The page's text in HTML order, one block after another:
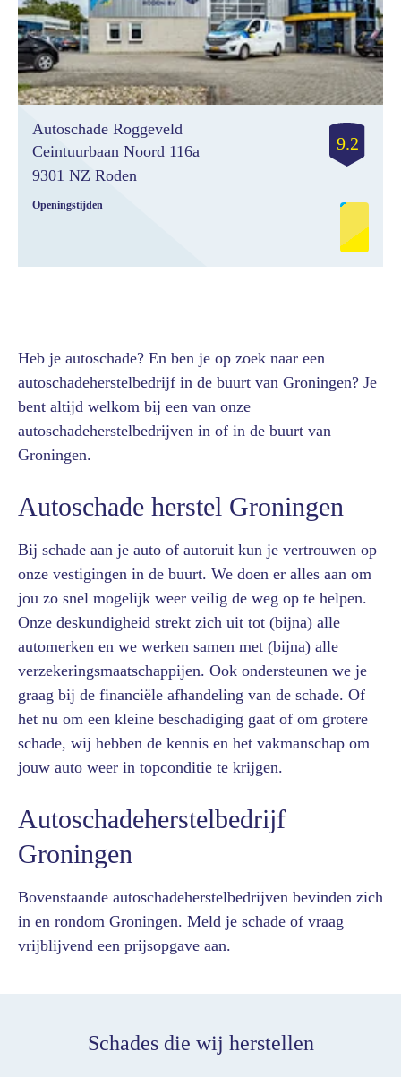
Autoschade Roggeveld
Ceintuurbaan Noord 116a
9301 NZ Roden
Openingstijden
9.2
Heb je autoschade? En ben je op zoek naar een
autoschadeherstelbedrijf in de buurt van Groningen? Je
bent altijd welkom bij een van onze
autoschadeherstelbedrijven in of in de buurt van
Groningen.
Autoschade herstel Groningen
Bij schade aan je auto of autoruit kun je vertrouwen op
onze vestigingen in de buurt. We doen er alles aan om
jou zo snel mogelijk weer veilig de weg op te helpen.
Onze deskundigheid strekt zich uit tot (bijna) alle
automerken en we werken samen met (bijna) alle
verzekeringsmaatschappijen. Ook ondersteunen we je
graag bij de financiële afhandeling van de schade. Of
het nu om een kleine beschadiging gaat of om grotere
schade, wij hebben de kennis en het vakmanschap om
jouw auto weer in topconditie te krijgen.
Autoschadeherstelbedrijf
Groningen
Bovenstaande autoschadeherstelbedrijven bevinden zich
in en rondom Groningen. Meld je schade of vraag
vrijblijvend een prijsopgave aan.
Schades die wij herstellen